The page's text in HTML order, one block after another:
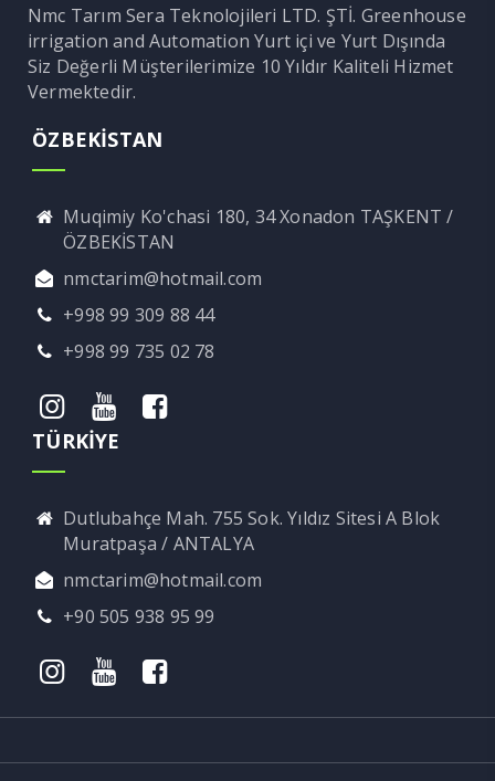
Nmc Tarım Sera Teknolojileri LTD. ŞTİ. Greenhouse
irrigation and Automation Yurt içi ve Yurt Dışında
Siz Değerli Müşterilerimize 10 Yıldır Kaliteli Hizmet
Vermektedir.
ÖZBEKİSTAN
Muqimiy Ko'chasi 180, 34 Xonadon TAŞKENT /
ÖZBEKİSTAN
nmctarim@hotmail.com
+998 99 309 88 44
+998 99 735 02 78
TÜRKİYE
Dutlubahçe Mah. 755 Sok. Yıldız Sitesi A Blok
Muratpaşa / ANTALYA
nmctarim@hotmail.com
+90 505 938 95 99